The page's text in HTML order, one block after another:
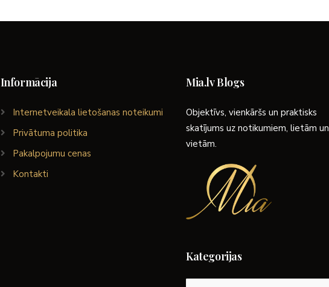
Informācija
Internetveikala lietošanas noteikumi
Privātuma politika
Pakalpojumu cenas
Kontakti
Mia.lv Blogs
Objektīvs, vienkāršs un praktisks
skatījums uz notikumiem, lietām un
vietām.
Kategorijas